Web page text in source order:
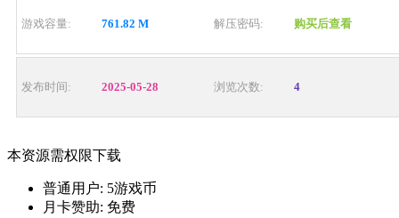
游戏容量: 761.82 M 解压密码: 购买后查看
发布时间: 2025-05-28 浏览次数: 4
本资源需权限下载
普通用户: 5游戏币
月卡赞助: 免费